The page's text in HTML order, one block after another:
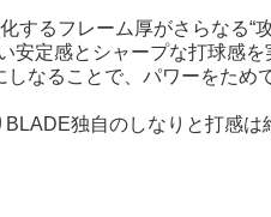
るフレーム厚がさらなる“攻
定感とシャープな打球感を
なることで、パワーをため
独自のしなりと打感は